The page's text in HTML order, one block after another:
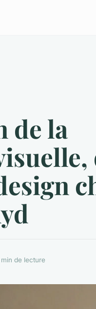
de la
de lecture